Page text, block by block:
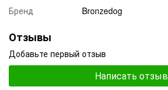
Бренд Bronzedog
Отзывы
Добавьте первый отзыв
Написать отзыв